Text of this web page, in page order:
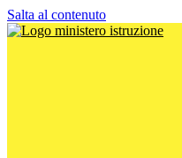
Salta al contenuto